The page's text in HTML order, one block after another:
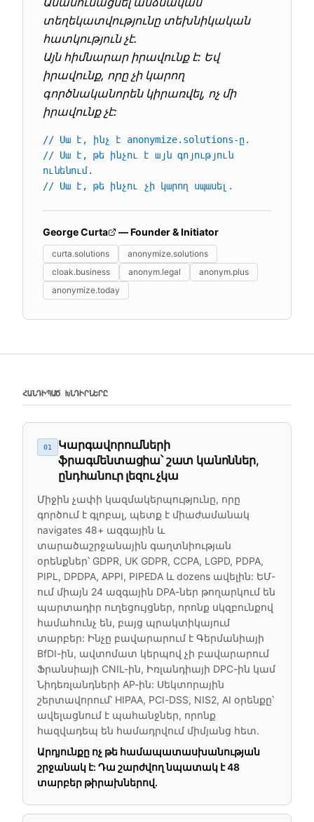
տեղեկատվությունը տեխնիկական
հատկություն չէ.
Այն հիմնարար իրավունք է: Եվ
իրավունք, որը չի կարող
գործնականորեն կիրառվել, ոչ մի
իրավունք չէ:
// Սա է, ինչ է anonymize.solutions-ը.
// Սա է, թե ինչու է այն գոյություն
ունենում.
// Սա է, թե ինչու չի կարող սպասել.
George Curta — Founder & Initiator
curta.solutions
anonymize.solutions
cloak.business
anonym.legal
anonym.plus
anonymize.today
ՀԱՆԴԻՊԱԾ ԽՆԴԻՐՆԵՐԸ
01
Կարգավորումների
ֆրագմենտացիա՝ շատ կանոններ,
ընդհանուր լեզու չկա
Միջին չափի կազմակերպությունը, որը
գործում է գլոբալ, պետք է միաժամանակ
navigates 48+ ազգային և
տարածաշրջանային գաղտնիության
օրենքներ՝ GDPR, UK GDPR, CCPA, LGPD, PDPA,
PIPL, DPDPA, APPI, PIPEDA և dozens ավելին: ԵՄ-
ում միայն 24 ազգային DPA-ներ թողարկում են
պարտադիր ուղեցույցներ, որոնք սկզբունքով
համահունչ են, բայց պրակտիկայում
տարբեր: Ինչը բավարարում է Գերմանիայի
BfDI-ին, ավտոմատ կերպով չի բավարարում
Ֆրանսիայի CNIL-ին, Իռլանդիայի DPC-ին կամ
Նիդեռլանդների AP-ին: Սեկտորային
շերտավորում՝ HIPAA, PCI-DSS, NIS2, AI օրենքը՝
ավելացնում է պահանջներ, որոնք
հազվադեպ են համադրվում միմյանց հետ.
Արդյունքը ոչ թե համապատասխանության
շրջանակ է: Դա շարժվող նպատակ է 48
տարբեր թիրախներով.